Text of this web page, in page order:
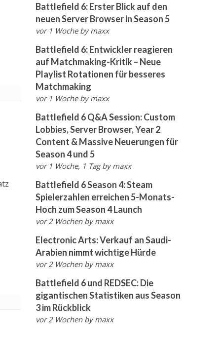
Battlefield 6: Erster Blick auf den
neuen Server Browser in Season 5
vor 1 Woche bymaxx
Battlefield 6: Entwickler reagieren
auf Matchmaking-Kritik – Neue
Playlist Rotationen für besseres
Matchmaking
vor 1 Woche bymaxx
Battlefield 6 Q&A Session: Custom
Lobbies, Server Browser, Year 2
Content & Massive Neuerungen für
Season 4 und 5
vor 1 Woche, 1 Tag bymaxx
Battlefield 6 Season 4: Steam
Spielerzahlen erreichen 5-Monats-
Hoch zum Season 4 Launch
vor 2 Wochen bymaxx
Electronic Arts: Verkauf an Saudi-
Arabien nimmt wichtige Hürde
vor 2 Wochen bymaxx
Battlefield 6 und REDSEC: Die
gigantischen Statistiken aus Season
3 im Rückblick
vor 2 Wochen bymaxx